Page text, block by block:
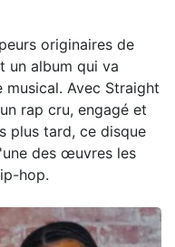
originaires de
un album qui va
musical. Avec Straight
rap cru, engagé et
plus tard, ce disque
des œuvres les
hop.